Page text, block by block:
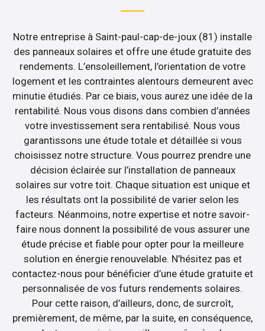
Notre entreprise à Saint-paul-cap-de-joux (81) installe
des panneaux solaires et offre une étude gratuite des
rendements. L’ensoleillement, l’orientation de votre
logement et les contraintes alentours demeurent avec
minutie étudiés. Par ce biais, vous aurez une idée de la
rentabilité. Nous vous disons dans combien d’années
votre investissement sera rentabilisé. Nous vous
garantissons une étude totale et détaillée si vous
choisissez notre structure. Vous pourrez prendre une
décision éclairée sur l’installation de panneaux
solaires sur votre toit. Chaque situation est unique et
les résultats ont la possibilité de varier selon les
facteurs. Néanmoins, notre expertise et notre savoir-
faire nous donnent la possibilité de vous assurer une
étude précise et fiable pour opter pour la meilleure
solution en énergie renouvelable. N’hésitez pas et
contactez-nous pour bénéficier d’une étude gratuite et
personnalisée de vos futurs rendements solaires.
Pour cette raison, d’ailleurs, donc, de surcroît,
premièrement, de même, par la suite, en conséquence,